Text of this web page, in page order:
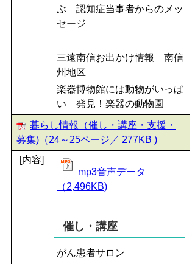
ぶ 認知症当事者からのメッ
セージ
三遠南信お出かけ情報 南信
州地区
楽器博物館には動物がいっぱ
い 発見！楽器の動物園
暮らし情報（催し・講座・支援・
募集)（24～25ページ／ 277KB )
[内容]
mp3音声データ
（2,496KB)
催し・講座
がん患者サロン